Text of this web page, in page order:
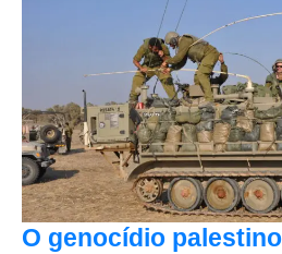
O genocídio